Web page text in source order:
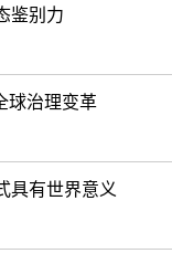
鉴别力
球治理变革
具有世界意义